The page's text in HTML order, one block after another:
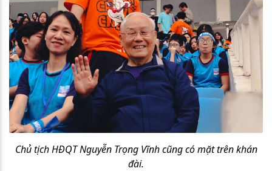
Chủ tịch HĐQT Nguyễn Trọng Vĩnh cũng có mặt trên khán
đài.